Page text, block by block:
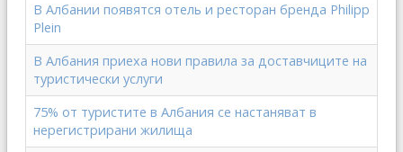
В Албании появятся отель и ресторан бренда Philipp
Plein
В Албания приеха нови правила за доставчиците на
туристически услуги
75% от туристите в Албания се настаняват в
нерегистрирани жилища